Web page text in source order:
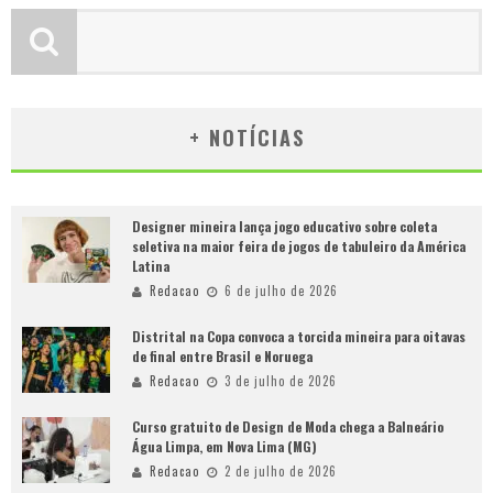
+ NOTÍCIAS
Designer mineira lança jogo educativo sobre coleta
seletiva na maior feira de jogos de tabuleiro da América
Latina
Redacao 6 de julho de 2026
Distrital na Copa convoca a torcida mineira para oitavas
de final entre Brasil e Noruega
Redacao 3 de julho de 2026
Curso gratuito de Design de Moda chega a Balneário
Água Limpa, em Nova Lima (MG)
Redacao 2 de julho de 2026